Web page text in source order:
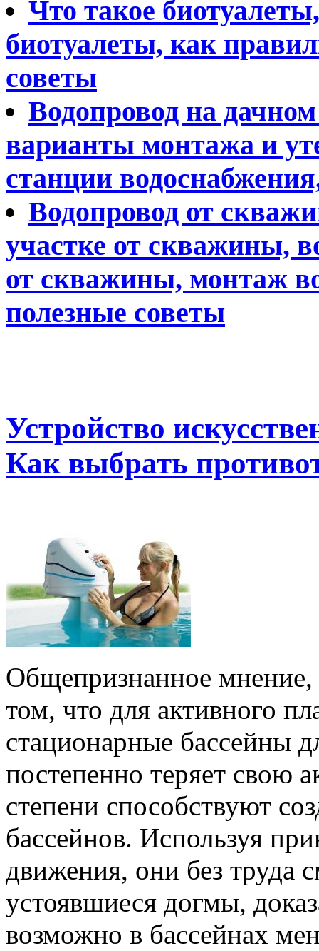
Что такое
биотуалеты, как
советы
Водопровод на
варианты монтажа и
станции
Водопровод от
участке от скважины,
от скважины, монтаж
полезные советы
Устройство
Как выбрать
Общепризнанное мнение,
том, что для активного
стационарные бассейны
постепенно теряет свою
степени способствуют
бассейнов. Используя
движения, они без труда
устоявшиеся догмы,
возможно в бассейнах